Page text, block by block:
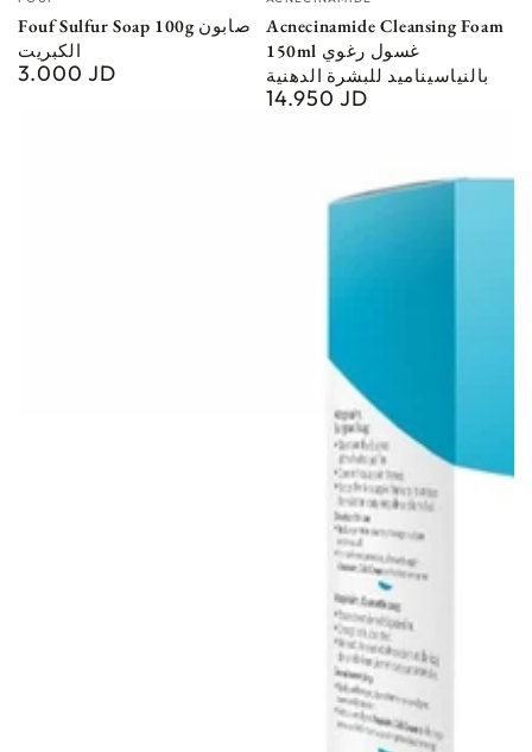
Fouf Sulfur Soap 100g صابون
الكبريت
Regular
3.000 JD
Acnecinamide Cleansing Foam
150ml غسول رغوي
بالنياسيناميد للبشرة الدهنية
Regular
14.950 JD